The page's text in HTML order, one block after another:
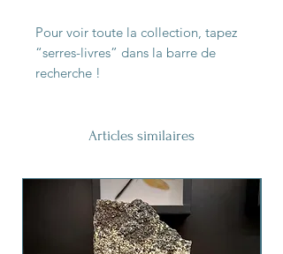
Pour voir toute la collection, tapez
“serres-livres” dans la barre de
recherche !
Articles similaires